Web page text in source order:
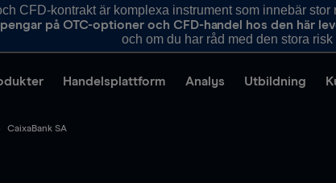
CFD-kontrakt är komplexa instrument som innebär
på OTC-optioner och CFD-handel hos den här
och om du har råd med den stora
Handelsplattform Analys Utbildning
CaixaBank SA